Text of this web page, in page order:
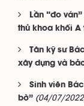
Lần “đo
thủ khoa khối A
Tân kỹ sư
xây dựng và
Sinh viên
bờ” (04/07/